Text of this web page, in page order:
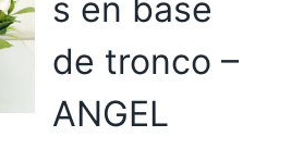
s en base
de tronco –
ANGEL